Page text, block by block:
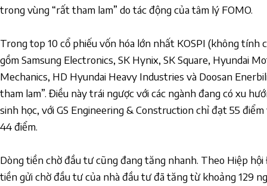
trong vùng “rất tham lam” do tác động của tâm lý FOMO.
Trong top 10 cổ phiếu vốn hóa lớn nhất KOSPI (không tính
gồm Samsung Electronics, SK Hynix, SK Square, Hyundai
Mechanics, HD Hyundai Heavy Industries và Doosan
tham lam”. Điều này trái ngược với các ngành đang có xu
sinh học, với GS Engineering & Construction chỉ đạt 55 điểm
44 điểm.
Dòng tiền chờ đầu tư cũng đang tăng nhanh. Theo Hiệp
tiền gửi chờ đầu tư của nhà đầu tư đã tăng từ khoảng 129